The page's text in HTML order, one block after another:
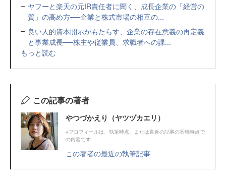
ヤフーと楽天の元IR責任者に聞く、成長企業の「経営の
質」の高め方──企業と株式市場の相互の...
良い人的資本開示がもたらす、企業の存在意義の再定義
と事業成長──株主や従業員、求職者への課...
もっと読む
この記事の著者
やつづかえり（ヤツヅカエリ）
※プロフィールは、執筆時点、または直近の記事の寄稿時点で
の内容です
この著者の最近の執筆記事